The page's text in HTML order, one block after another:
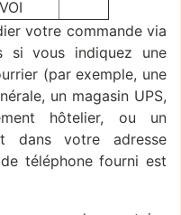
votre commande via
si vous indiquez une
(par exemple, une
un magasin UPS,
hôtelier, ou un
dans votre adresse
téléphone fourni est